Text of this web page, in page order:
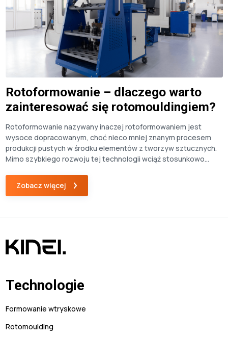
Rotoformowanie – dlaczego warto
zainteresować się rotomouldingiem?
Rotoformowanie nazywany inaczej rotoformowaniem jest
wysoce dopracowanym, choć nieco mniej znanym procesem
produkcji pustych w środku elementów z tworzyw sztucznych.
Mimo szybkiego rozwoju tej technologii wciąż stosunkowo
obrotowego. Głównym powodem takiego stanu rzeczy jest
fakt, ze optymalizacja całego procesu wymaga sporej wiedzy i
Zobacz więcej
Technologie
Formowanie wtryskowe
Rotomoulding